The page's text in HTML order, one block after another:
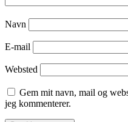
Navn
E-mail
Websted
Gem mit navn, mail og
jeg kommenterer.